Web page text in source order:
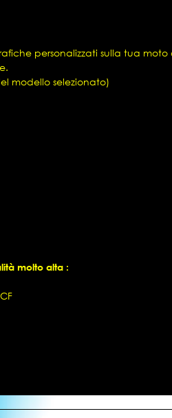
personalizzati sulla tua moto
modello selezionato)
molto alta :